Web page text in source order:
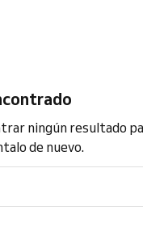
ningún resultado
de nuevo.